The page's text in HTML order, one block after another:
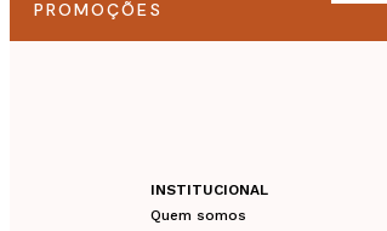
PROMOÇÕES
INSTITUCIONAL
Quem somos